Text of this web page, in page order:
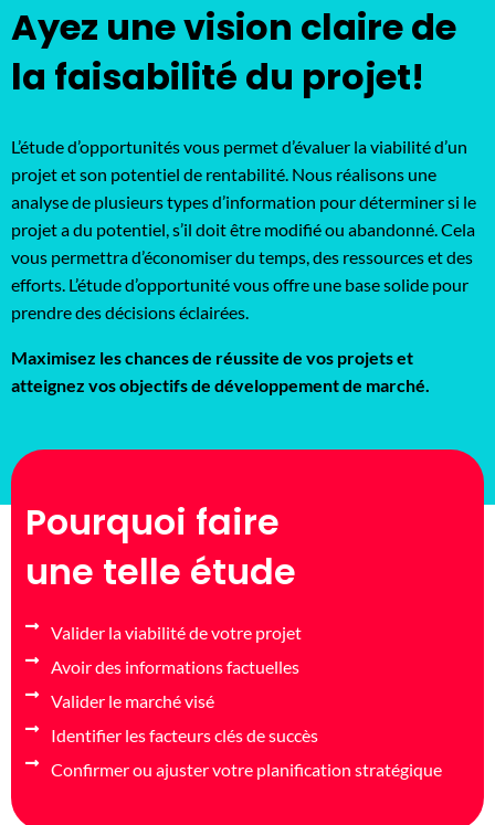
Ayez une vision claire de
la faisabilité du projet!
L’étude d’opportunités vous permet d’évaluer la viabilité d’un
projet et son potentiel de rentabilité. Nous réalisons une
analyse de plusieurs types d’information pour déterminer si le
projet a du potentiel, s’il doit être modifié ou abandonné. Cela
vous permettra d’économiser du temps, des ressources et des
efforts. L’étude d’opportunité vous offre une base solide pour
prendre des décisions éclairées.
Maximisez les chances de réussite de vos projets et
atteignez vos objectifs de développement de marché.
Pourquoi faire
une telle étude
Valider la viabilité de votre projet
Avoir des informations factuelles
Valider le marché visé
Identifier les facteurs clés de succès
Confirmer ou ajuster votre planification stratégique